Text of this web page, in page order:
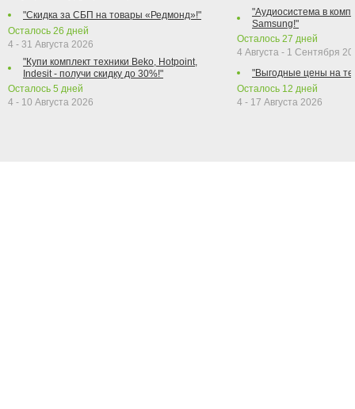
"Скидка за СБП на товары «Редмонд»!"
Осталось 26 дней
4 - 31 Августа 2026
"Купи комплект техники Beko, Hotpoint,
Indesit - получи скидку до 30%!"
Осталось 5 дней
4 - 10 Августа 2026
"Аудиосистема в
Samsung!"
Осталось 27 дней
4 Августа - 1 Сентября
"Выгодные цены на
Осталось 12 дней
4 - 17 Августа 2026